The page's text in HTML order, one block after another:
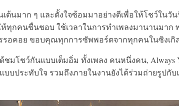
นเต้นมาก ๆ และตั้งใจซ้อมมาอย่างดีเพื่อให้โชว์ใน
ห้ทุกคนชื่นชอบ ใช้เวลาในการทำเพลงมานานมาก
อคอย ขอบคุณทุกการซัพพอร์ตจากทุกคนในซิงเกิ
ด้ชมโชว์กันแบบเต็มอิ่ม ทั้งเพลง คนหนึ่งคน,
แบบประทับใจ รวมถึงภายในงานยังได้ร่วมถ่ายรูป